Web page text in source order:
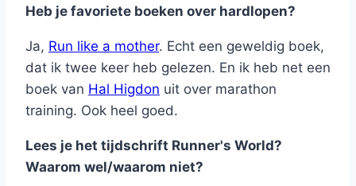
Heb je favoriete boeken over hardlopen?
Ja, Run like a mother. Echt een geweldig boek,
dat ik twee keer heb gelezen. En ik heb net een
boek van Hal Higdon uit over marathon
training. Ook heel goed.
Lees je het tijdschrift Runner's World?
Waarom wel/waarom niet?